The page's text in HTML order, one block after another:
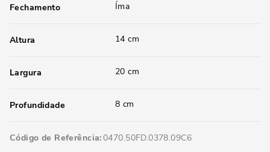
Fechamento Íma
Altura 14 cm
Largura 20 cm
Profundidade 8 cm
Código de Referência 0470.50FD.0378.09C6